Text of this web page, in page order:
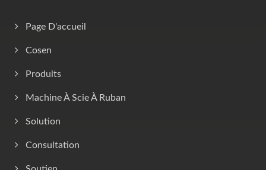
Page D'accueil
Cosen
Produits
Machine À Scie À Ruban
Solution
Consultation